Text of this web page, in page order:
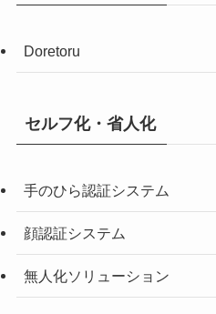
Doretoru
セルフ化・省人化
手のひら認証システム
顔認証システム
無人化ソリューション